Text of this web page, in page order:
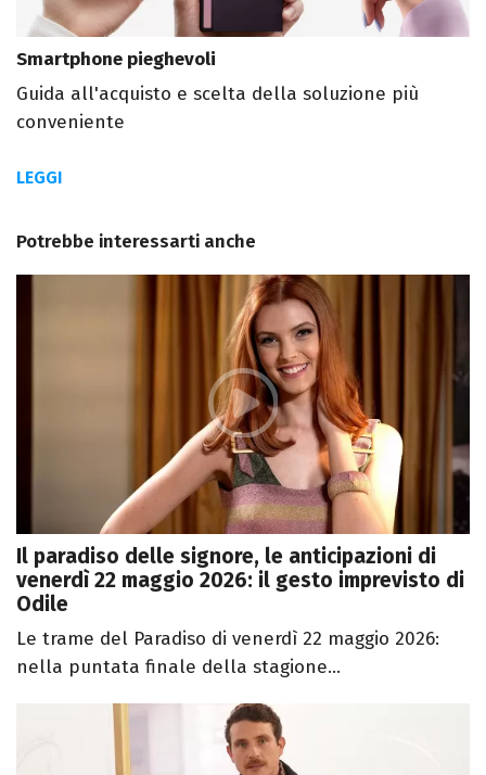
Smartphone pieghevoli
Guida all'acquisto e scelta della soluzione più
conveniente
LEGGI
Potrebbe interessarti anche
Il paradiso delle signore, le anticipazioni di
venerdì 22 maggio 2026: il gesto imprevisto di
Odile
Le trame del Paradiso di venerdì 22 maggio 2026:
nella puntata finale della stagione...